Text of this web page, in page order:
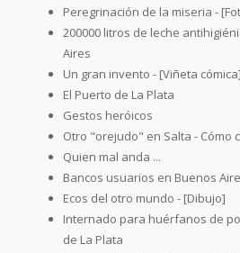
Peregrinación de la miseria -
200000 litros de leche
Aires
Un gran invento - [Viñeta cómica]
El Puerto de La Plata
Gestos heróicos
Otro "orejudo" en Salta - Cómo
Quien mal anda ...
Bancos usuarios en Buenos
Ecos del otro mundo - [Dibujo]
Internado para huérfanos de
de La Plata